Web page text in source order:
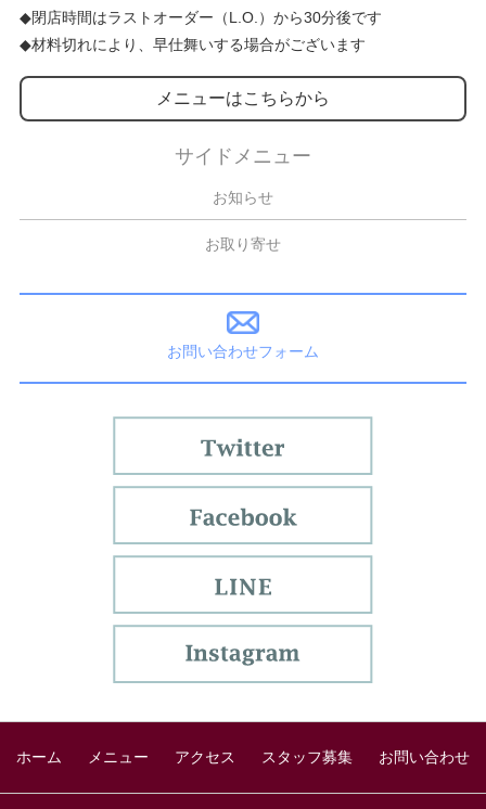
◆閉店時間はラストオーダー（L.O.）から30分後です
◆材料切れにより、早仕舞いする場合がございます
メニューはこちらから
サイドメニュー
お知らせ
お取り寄せ
お問い合わせフォーム
ホーム メニュー アクセス スタッフ募集 お問い合わせ